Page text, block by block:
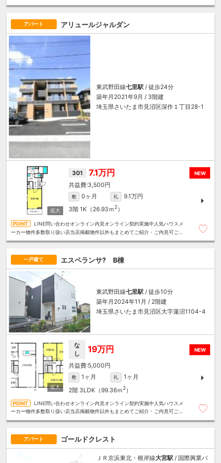
アパート アリュールジャルダン
東武野田線七里駅 / 徒歩24分
築年月2021年9月 / 3階建
埼玉県さいたま市見沼区深作１丁目28-1
NEW
301 7.1万円
3,500円
敷 0ヶ月 礼
9.1万円
3階 1K（26.93ｍ2）
LINE問い合わせオンライン内見オンライン契約実施中人気ハウスメ
ーカー物件多数取り扱い店当店掲載物件以外もまとめてご紹介・ご内見可ご予
一戸建て エスペランサ? B棟
東武野田線七里駅 / 徒歩10分
築年月2024年11月 / 2階建
埼玉県さいたま市見沼区大字蓮沼1104-4
NEW
な
し
19万円
5,000円
敷 1ヶ月 礼
1ヶ月
2階 3LDK（99.36ｍ 2）
LINE問い合わせオンライン内見オンライン契約実施中人気ハウスメ
ーカー物件多数取り扱い店当店掲載物件以外もまとめてご紹介・ご内見可ご予
アパート ゴールドクレスト
ＪＲ京浜東北・根岸線大宮駅 / 国際興業バ